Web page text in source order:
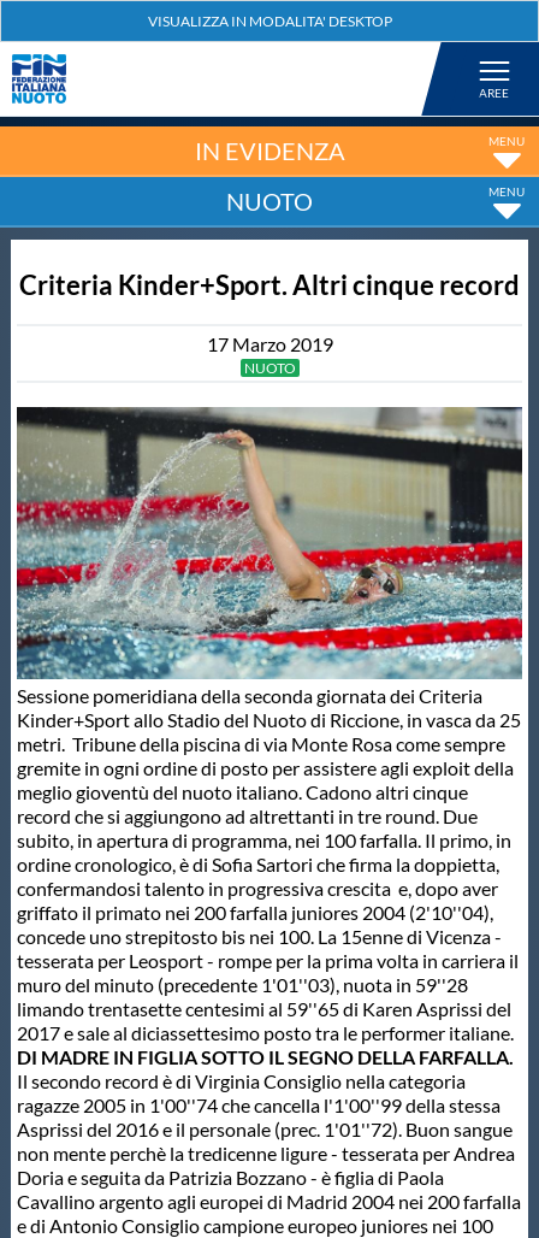
Nuoto
Tuffi
Fondo
Salvamento
Master
Formazione
GUG
Scuole Nuoto
Propaganda
Centri Federali
Area Legislativa
Protezione Civile
Qualità
IN EVIDENZA
NUOTO
Criteria Kinder+Sport. Altri cinque record
17 Marzo 2019
NUOTO
Sessione pomeridiana della seconda giornata dei Criteria
Kinder+Sport allo Stadio del Nuoto di Riccione, in vasca da 25
metri. Tribune della piscina di via Monte Rosa come sempre
gremite in ogni ordine di posto per assistere agli exploit della
meglio gioventù del nuoto italiano. Cadono altri cinque
record che si aggiungono ad altrettanti in tre round. Due
subito, in apertura di programma, nei 100 farfalla. Il primo, in
ordine cronologico, è di Sofia Sartori che firma la doppietta,
confermandosi talento in progressiva crescita e, dopo aver
griffato il primato nei 200 farfalla juniores 2004 (2'10''04),
concede uno strepitosto bis nei 100. La 15enne di Vicenza -
tesserata per Leosport - rompe per la prima volta in carriera il
muro del minuto (precedente 1'01''03), nuota in 59''28
limando trentasette centesimi al 59''65 di Karen Asprissi del
2017 e sale al diciassettesimo posto tra le performer italiane.
DI MADRE IN FIGLIA SOTTO IL SEGNO DELLA FARFALLA.
Il secondo record è di Virginia Consiglio nella categoria
ragazze 2005 in 1'00''74 che cancella l'1'00''99 della stessa
Asprissi del 2016 e il personale (prec. 1'01''72). Buon sangue
non mente perchè la tredicenne ligure - tesserata per Andrea
Doria e seguita da Patrizia Bozzano - è figlia di Paola
Cavallino argento agli europei di Madrid 2004 nei 200 farfalla
e di Antonio Consiglio campione europeo juniores nei 100